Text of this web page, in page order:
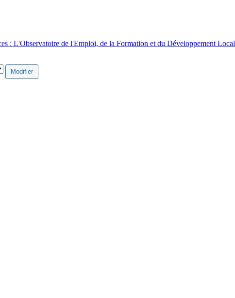
: L'Observatoire de l'Emploi, de la Formation et du Développement Local